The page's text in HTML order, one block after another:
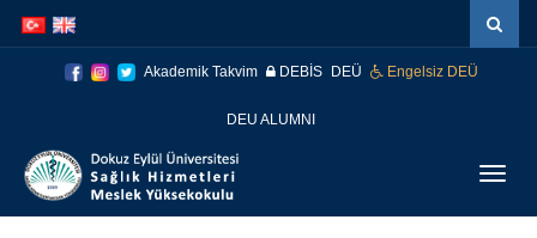
atla
atla
Akademik Takvim DEBİS DEÜ Engelsiz DEÜ
DEU ALUMNI